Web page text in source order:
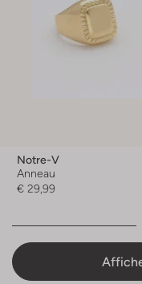
Notre-V
Anneau
€ 29,99